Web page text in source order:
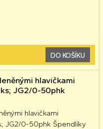
DO KOŠÍKU
hlavičkami
JG2/0-50phk
hlavičkami
JG2/0-50phk Špendlíky